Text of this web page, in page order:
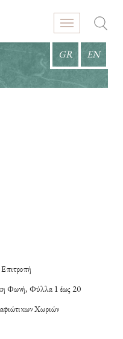
GR EN
Φωνή, Φύλλα 1 έως 20
Χωριών